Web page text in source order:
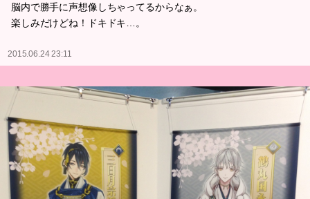
脳内で勝手に声想像しちゃってるからなぁ。
楽しみだけどね！ドキドキ…。
2015.06.24 23:11